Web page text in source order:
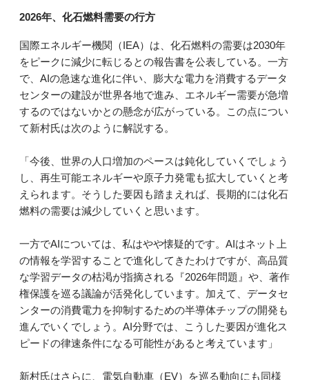
2026年、化石燃料需要の行方
国際エネルギー機関（IEA）は、化石燃料の需要は2030年
をピークに減少に転じるとの報告書を公表している。一方
で、AIの急速な進化に伴い、膨大な電力を消費するデータ
センターの建設が世界各地で進み、エネルギー需要が急増
するのではないかとの懸念が広がっている。この点につい
て新村氏は次のように解説する。
「今後、世界の人口増加のペースは鈍化していくでしょう
し、再生可能エネルギーや原子力発電も拡大していくと考
えられます。そうした要因も踏まえれば、長期的には化石
燃料の需要は減少していくと思います。
一方でAIについては、私はやや懐疑的です。AIはネット上
の情報を学習することで進化してきたわけですが、高品質
な学習データの枯渇が指摘される『2026年問題』や、著作
権保護を巡る議論が活発化しています。加えて、データセ
ンターの消費電力を抑制するための半導体チップの開発も
進んでいくでしょう。AI分野では、こうした要因が進化ス
ピードの律速条件になる可能性があると考えています」
新村氏はさらに、電気自動車（EV）を巡る動向にも同様